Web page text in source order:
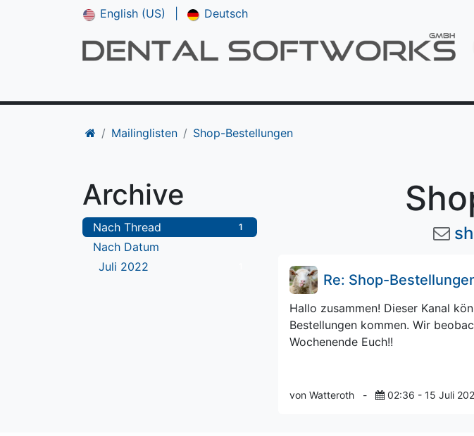
English (US) Deutsch
Mailinglisten Shop-Bestellungen
Archive
Nach Thread 1
Nach Datum
Juli 2022
Re: Shop-
Hallo zusammen! Dieser Kanal
Bestellungen kommen. Wir
Wochenende Euch!!
von Watteroth - 02:36 - 15 Juli